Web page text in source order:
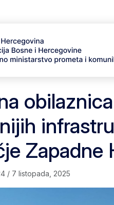
Zapadne
/ 7 listopada, 2025